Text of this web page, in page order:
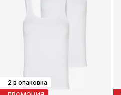
2 в опаковка